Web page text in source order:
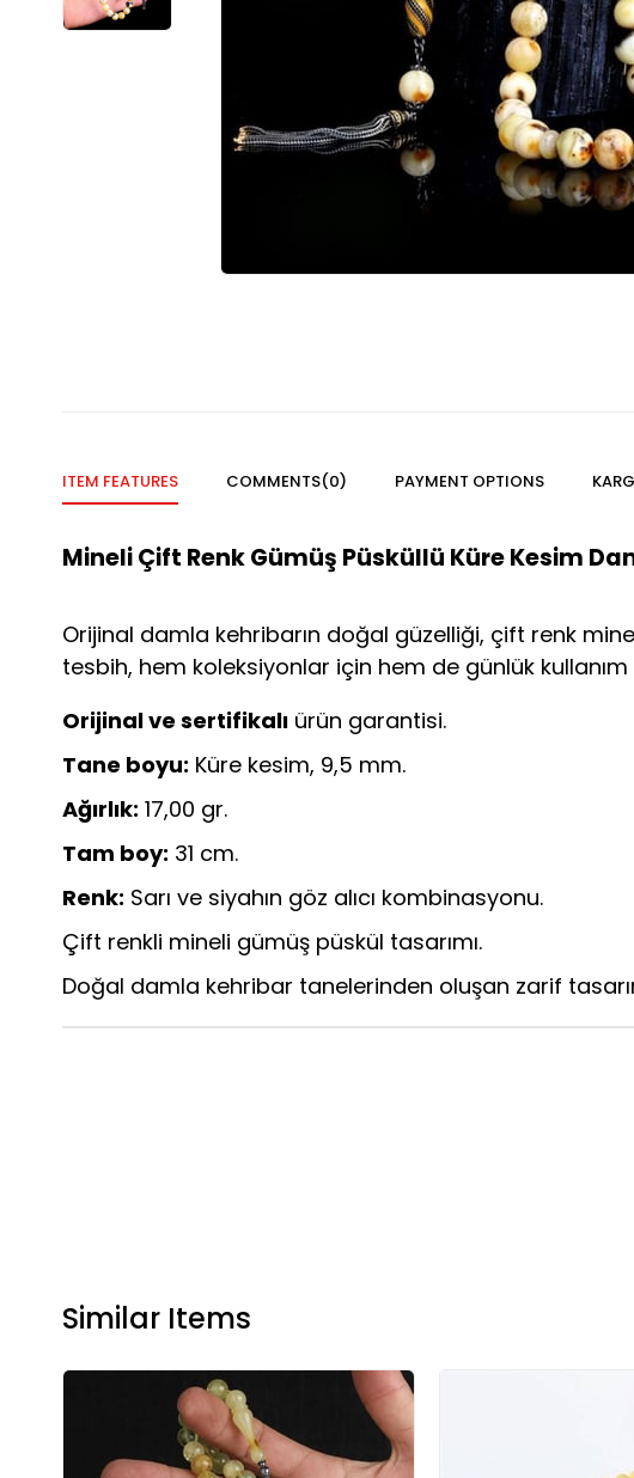
ITEM FEATURES COMMENTS(0) PAYMENT OPTIONS
Mineli Çift Renk Gümüş Püsküllü Küre Kesim
Orijinal damla kehribarın doğal güzelliği, çift renk
tesbih, hem koleksiyonlar için hem de günlük
Orijinal ve sertifikalı ürün garantisi.
Tane boyu: Küre kesim, 9,5 mm.
Ağırlık: 17,00 gr.
Tam boy: 31 cm.
Renk: Sarı ve siyahın göz alıcı kombinasyonu.
Çift renkli mineli gümüş püskül tasarımı.
Doğal damla kehribar tanelerinden oluşan zarif
Similar Items